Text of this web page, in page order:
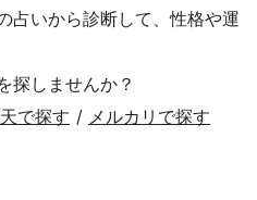
占いから診断して、性格や運
探しませんか？
で探す / メルカリで探す